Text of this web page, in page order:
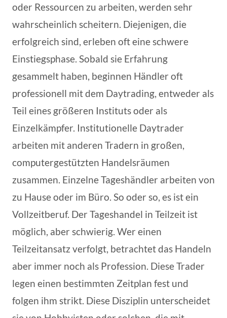
oder Ressourcen zu arbeiten, werden sehr
wahrscheinlich scheitern. Diejenigen, die
erfolgreich sind, erleben oft eine schwere
Einstiegsphase. Sobald sie Erfahrung
gesammelt haben, beginnen Händler oft
professionell mit dem Daytrading, entweder als
Teil eines größeren Instituts oder als
Einzelkämpfer. Institutionelle Daytrader
arbeiten mit anderen Tradern in großen,
computergestützten Handelsräumen
zusammen. Einzelne Tageshändler arbeiten von
zu Hause oder im Büro. So oder so, es ist ein
Vollzeitberuf. Der Tageshandel in Teilzeit ist
möglich, aber schwierig. Wer einen
Teilzeitansatz verfolgt, betrachtet das Handeln
aber immer noch als Profession. Diese Trader
legen einen bestimmten Zeitplan fest und
folgen ihm strikt. Diese Disziplin unterscheidet